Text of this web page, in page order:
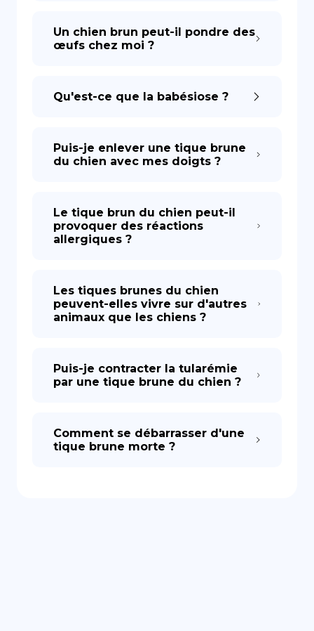
Un chien brun peut-il pondre des
œufs chez moi ?
Qu'est-ce que la babésiose ?
Puis-je enlever une tique brune
du chien avec mes doigts ?
Le tique brun du chien peut-il
provoquer des réactions
allergiques ?
Les tiques brunes du chien
peuvent-elles vivre sur d'autres
animaux que les chiens ?
Puis-je contracter la tularémie
par une tique brune du chien ?
Comment se débarrasser d'une
tique brune morte ?